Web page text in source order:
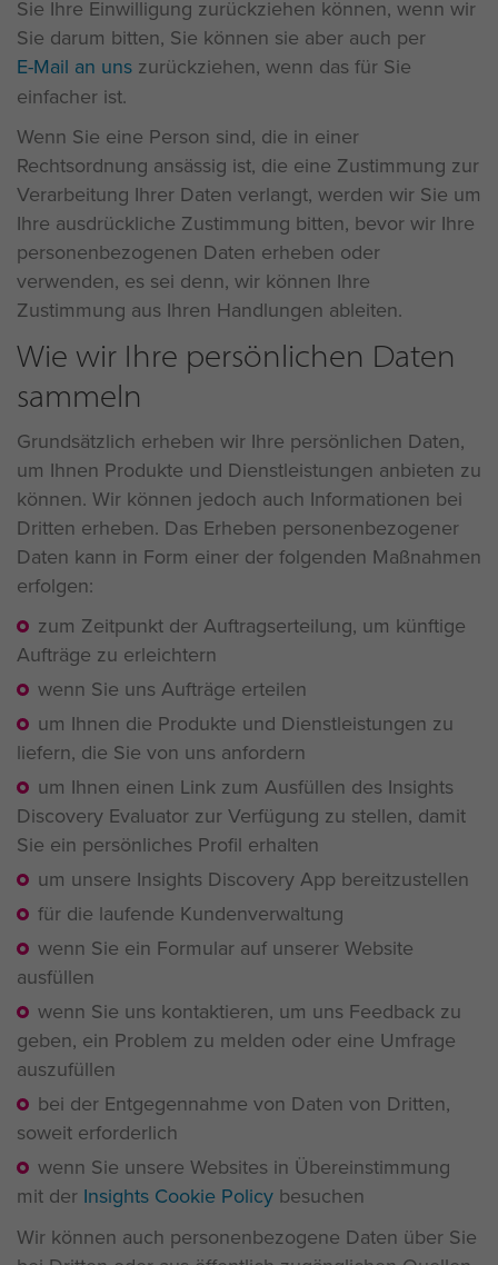
Sie Ihre Einwilligung zurückziehen können, wenn wir
Sie darum bitten, Sie können sie aber auch per
E-Mail an uns zurückziehen, wenn das für Sie
einfacher ist.
Wenn Sie eine Person sind, die in einer
Rechtsordnung ansässig ist, die eine Zustimmung zur
Verarbeitung Ihrer Daten verlangt, werden wir Sie um
Ihre ausdrückliche Zustimmung bitten, bevor wir Ihre
personenbezogenen Daten erheben oder
verwenden, es sei denn, wir können Ihre
Zustimmung aus Ihren Handlungen ableiten.
Wie wir Ihre persönlichen Daten
sammeln
Grundsätzlich erheben wir Ihre persönlichen Daten,
um Ihnen Produkte und Dienstleistungen anbieten zu
können. Wir können jedoch auch Informationen bei
Dritten erheben. Das Erheben personenbezogener
Daten kann in Form einer der folgenden Maßnahmen
erfolgen:
zum Zeitpunkt der Auftragserteilung, um künftige
Aufträge zu erleichtern
wenn Sie uns Aufträge erteilen
um Ihnen die Produkte und Dienstleistungen zu
liefern, die Sie von uns anfordern
um Ihnen einen Link zum Ausfüllen des Insights
Discovery Evaluator zur Verfügung zu stellen, damit
Sie ein persönliches Profil erhalten
um unsere Insights Discovery App bereitzustellen
für die laufende Kundenverwaltung
wenn Sie ein Formular auf unserer Website
ausfüllen
wenn Sie uns kontaktieren, um uns Feedback zu
geben, ein Problem zu melden oder eine Umfrage
auszufüllen
bei der Entgegennahme von Daten von Dritten,
soweit erforderlich
wenn Sie unsere Websites in Übereinstimmung
mit der Insights Cookie Policy besuchen
Wir können auch personenbezogene Daten über Sie